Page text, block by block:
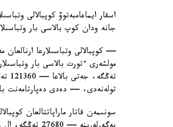
اسقار ايماعامبەتوۆ كوپبالالى
جانە ودان كوپ بالاسى بار
— كوپبالالى وتباسىلارعا
تولەنەدى، — دەدى دەپارتامەنت
سونىمەن قاتار ماراپاتتالعان